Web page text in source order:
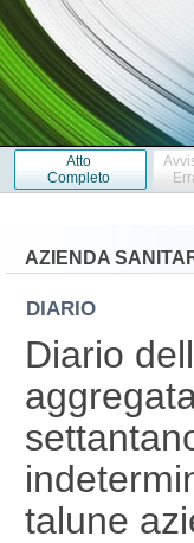
Atto
Completo
AZIENDA
DIARIO
Diario
talune